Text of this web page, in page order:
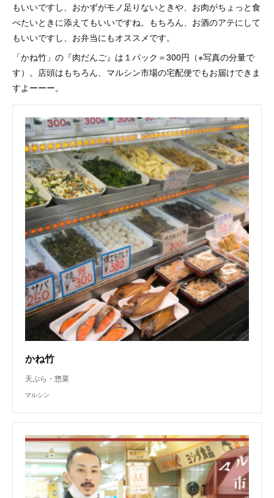
もいいですし、おかずがモノ足りないときや、お肉がちょっと食
べたいときに添えてもいいですね。もちろん、お酒のアテにして
もいいですし、お弁当にもオススメです。
「かね竹」の『肉だんご』は１パック＝300円（※写真の分量で
す）。店頭はもちろん、マルシン市場の宅配便でもお届けできま
すよーーー。
かね竹
天ぷら・惣菜
マルシン